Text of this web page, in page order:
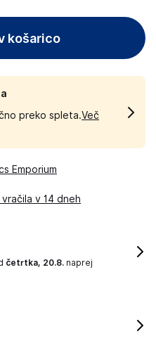
košarico
preko spleta.Več
Emporium
v 14 dneh
četrtka, 20.8. naprej